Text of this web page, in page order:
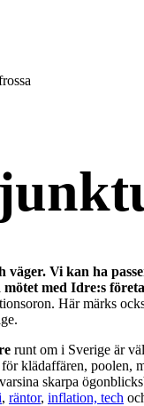
väger. Vi kan ha
med Idre:s
Här märks
runt om i Sverige är
klädaffären, poolen,
skarpa
, räntor, inflation, tech